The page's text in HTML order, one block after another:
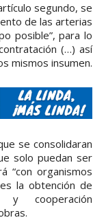
segundo, se
de las arterias
posible”, para lo
(…) así
mismos insumen.
se consolidaran
solo puedan ser
“con organismos
la obtención de
y cooperación